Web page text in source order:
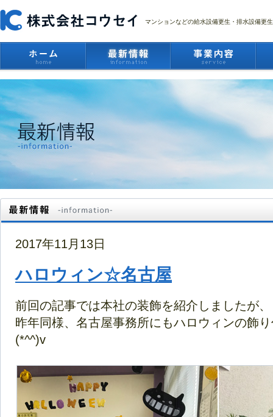
マンションなどの給水設備更生・排水設備更
2017年11月13日
ハロウィン☆名古屋
前回の記事では本社の装飾を紹介しましたが、
昨年同様、名古屋事務所にもハロウィンの飾
(*^^)v